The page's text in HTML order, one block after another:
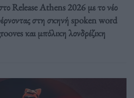
Release Athens 2026 με το νέο
στη σκηνή spoken word
και μπόλικη λονδρέζικη